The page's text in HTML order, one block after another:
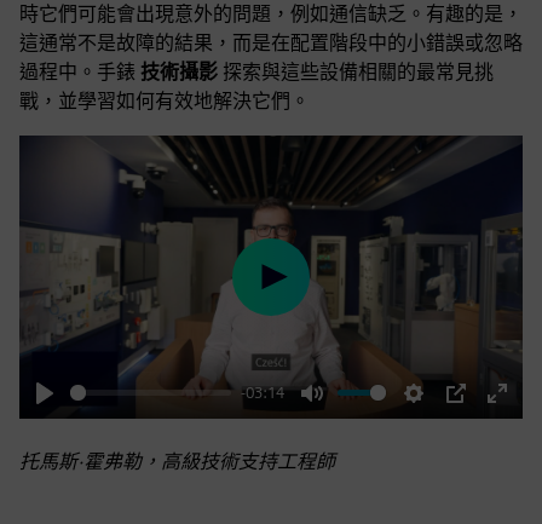
時它們可能會出現意外的問題，例如通信缺乏。有趣的是，
這通常不是故障的結果，而是在配置階段中的小錯誤或忽略
過程中。手錶 技術攝影 探索與這些設備相關的最常見挑
戰，並學習如何有效地解決它們。
Play
-03:14
Mute Settings
PIP
Enter
Play
托馬斯·霍弗勒，高級技術支持工程師